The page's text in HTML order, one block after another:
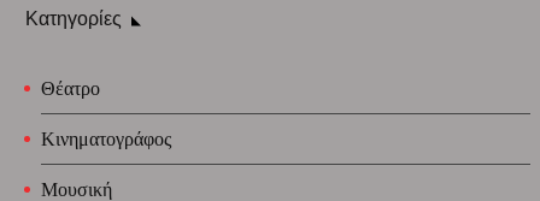
Κατηγορίες
Θέατρο
Κινηματογράφος
Μουσική